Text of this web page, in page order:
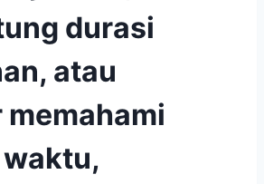
durasi
atau